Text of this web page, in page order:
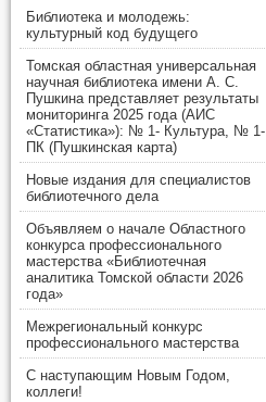
Библиотека и молодежь:
культурный код будущего
Томская областная универсальная
научная библиотека имени А. С.
Пушкина представляет результаты
мониторинга 2025 года (АИС
«Статистика»): № 1- Культура, № 1-
ПК (Пушкинская карта)
Новые издания для специалистов
библиотечного дела
Объявляем о начале Областного
конкурса профессионального
мастерства «Библиотечная
аналитика Томской области 2026
года»
Межрегиональный конкурс
профессионального мастерства
С наступающим Новым Годом,
коллеги!